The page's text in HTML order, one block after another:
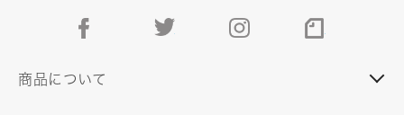
facebook instagram
商品について